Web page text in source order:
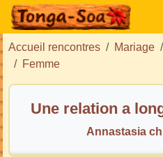
Accueil rencontres Mariage
Femme
Une relation a
Annastasia